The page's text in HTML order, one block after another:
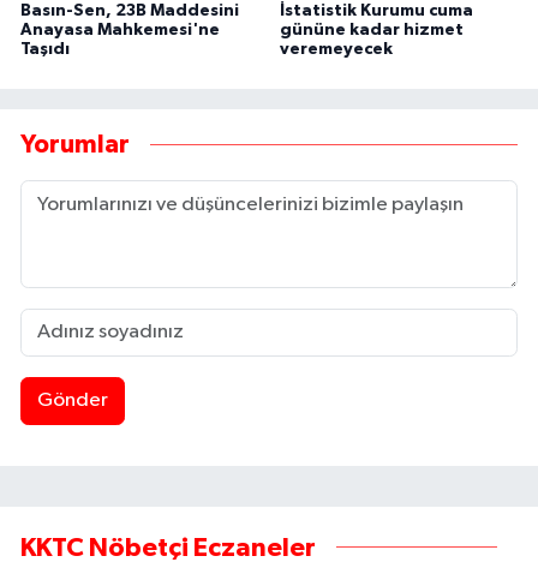
Basın-Sen, 23B Maddesini
Anayasa Mahkemesi'ne
Taşıdı
İstatistik Kurumu cuma
gününe kadar hizmet
veremeyecek
Yorumlar
Gönder
KKTC Nöbetçi Eczaneler